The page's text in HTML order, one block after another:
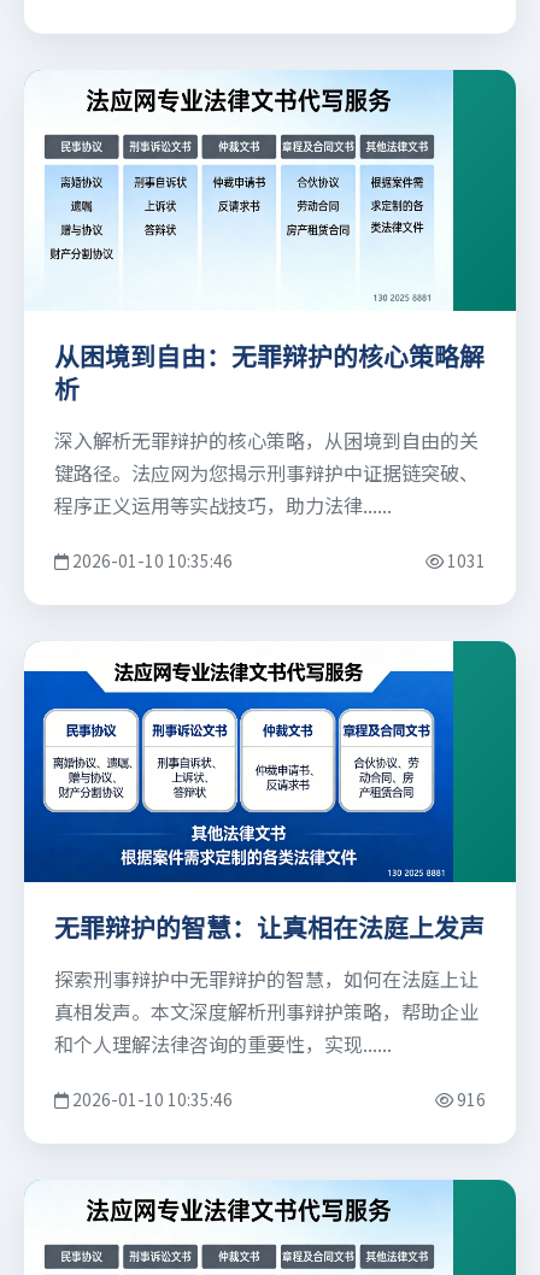
从困境到自由：无罪辩护的核心策略解
析
深入解析无罪辩护的核心策略，从困境到自由的关
键路径。法应网为您揭示刑事辩护中证据链突破、
程序正义运用等实战技巧，助力法律......
2026-01-10 10:35:46 1031
无罪辩护的智慧：让真相在法庭上发声
探索刑事辩护中无罪辩护的智慧，如何在法庭上让
真相发声。本文深度解析刑事辩护策略，帮助企业
和个人理解法律咨询的重要性，实现......
2026-01-10 10:35:46 916